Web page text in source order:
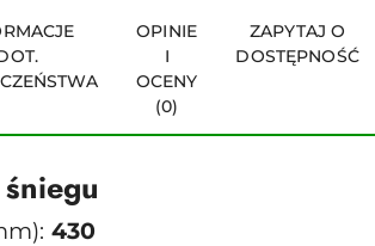
OPINIE
I
OCENY
(0)
ZAPYTAJ O
DOSTĘPNOŚĆ
430